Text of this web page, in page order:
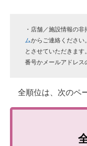
・店舗／施設情報の非
ムからご連絡くださ
とさせていただきま
番号かメールアドレス
全順位は、次のペ